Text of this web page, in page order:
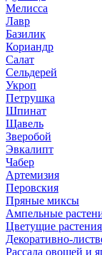
Мелисса
Лавр
Базилик
Кориандр
Салат
Сельдерей
Укроп
Петрушка
Шпинат
Щавель
Зверобой
Эвкалипт
Чабер
Артемизия
Перовския
Пряные миксы
Ампельные
Цветущие
Декоративно-
Рассада овощей и